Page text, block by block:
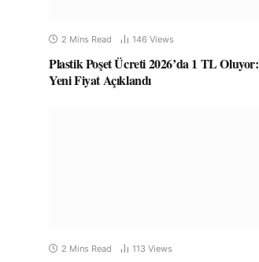
2 Mins Read 146 Views
Plastik Poşet Ücreti 2026’da 1 TL Oluyor:
Yeni Fiyat Açıklandı
2 Mins Read 113 Views